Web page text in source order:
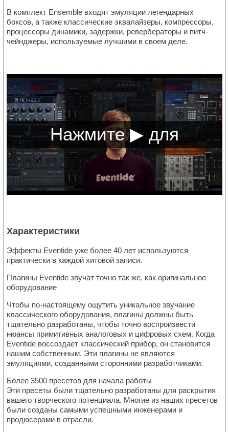
В комплект Ensemble входят эмуляции легендарных
боксов, а также классические эквалайзеры, компрессоры,
процессоры динамики, задержки, ревербераторы и питч-
чейнджеры, используемые лучшими в своем деле.
Характеристики
Эффекты Eventide уже более 40 лет используются
практически в каждой хитовой записи.
Плагины Eventide звучат точно так же, как оригинальное
оборудование
Чтобы по-настоящему ощутить уникальное звучание
классического оборудования, плагины должны быть
тщательно разработаны, чтобы точно воспроизвести
нюансы примитивных аналоговых и цифровых схем. Когда
Eventide воссоздает классический прибор, он становится
нашим собственным. Эти плагины не являются
эмуляциями, созданными сторонними разработчиками.
Более 3500 пресетов для начала работы
Эти пресеты были тщательно разработаны для раскрытия
вашего творческого потенциала. Многие из наших пресетов
были созданы самыми успешными инженерами и
продюсерами в отрасли.